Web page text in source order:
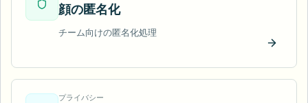
顔の匿名化
チーム向けの匿名化処理
今すぐ
プライバシー